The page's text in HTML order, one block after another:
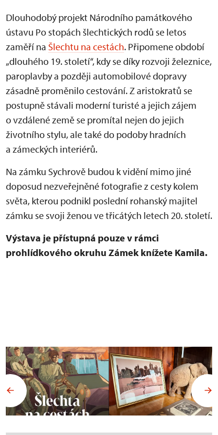
Dlouhodobý projekt Národního památkového
ústavu Po stopách šlechtických rodů se letos
zaměří na Šlechtu na cestách. Připomene období
„dlouhého 19. století“, kdy se díky rozvoji železnice,
paroplavby a později automobilové dopravy
zásadně proměnilo cestování. Z aristokratů se
postupně stávali moderní turisté a jejich zájem
o vzdálené země se promítal nejen do jejich
životního stylu, ale také do podoby hradních
a zámeckých interiérů.
Na zámku Sychrově budou k vidění mimo jiné
doposud nezveřejněné fotografie z cesty kolem
světa, kterou podnikl poslední rohanský majitel
zámku se svoji ženou ve třicátých letech 20. století.
Výstava je přístupná pouze v rámci
prohlídkového okruhu Zámek knížete Kamila.